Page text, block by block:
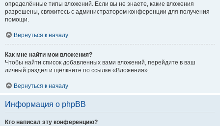
определённые типы вложений. Если вы не знаете, какие вложения
разрешены, свяжитесь с администратором конференции для получения
помощи.
Вернуться к началу
Как мне найти мои вложения?
Чтобы найти список добавленных вами вложений, перейдите в ваш
личный раздел и щёлкните по ссылке «Вложения».
Вернуться к началу
Информация о phpBB
Кто написал эту конференцию?